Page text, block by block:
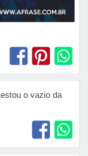
o vazio da